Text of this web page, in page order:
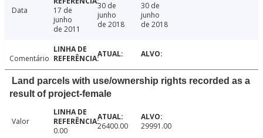
Data
17 de
junho
de 2011
30 de
junho
de 2018
30 de
junho
de 2018
Comentário
Land parcels with use/ownership rights recorded as a
result of project-female
Valor
0.00
26400.00 29991.00